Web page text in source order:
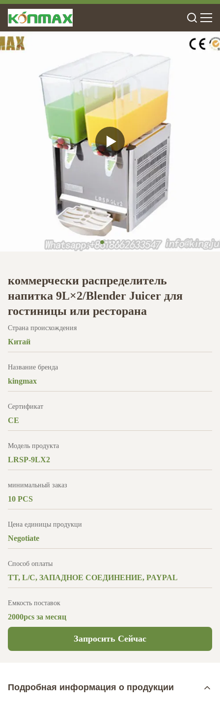
коммерчески распределитель
напитка 9L×2/Blender Juicer для
гостиницы или ресторана
Страна происхождения
Китай
Название бренда
kingmax
Сертификат
CE
Модель продукта
LRSP-9LX2
минимальный заказ
10 PCS
Цена единицы продукци
Negotiate
Способ оплаты
TT, L/C, ЗАПАДНОЕ СОЕДИНЕНИЕ, PAYPAL
Емкость поставок
2000pcs за месяц
Запросить Сейчас
Подробная информация о продукции